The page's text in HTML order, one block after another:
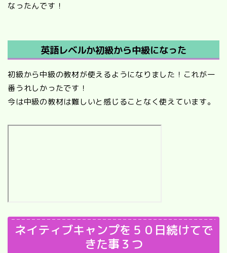
なったんです！
英語レベルか初級から中級になった
初級から中級の教材が使えるようになりました！これが一
番うれしかったです！
今は中級の教材は難しいと感じることなく使えています。
ネイティブキャンプを５０日続けてで
きた事３つ